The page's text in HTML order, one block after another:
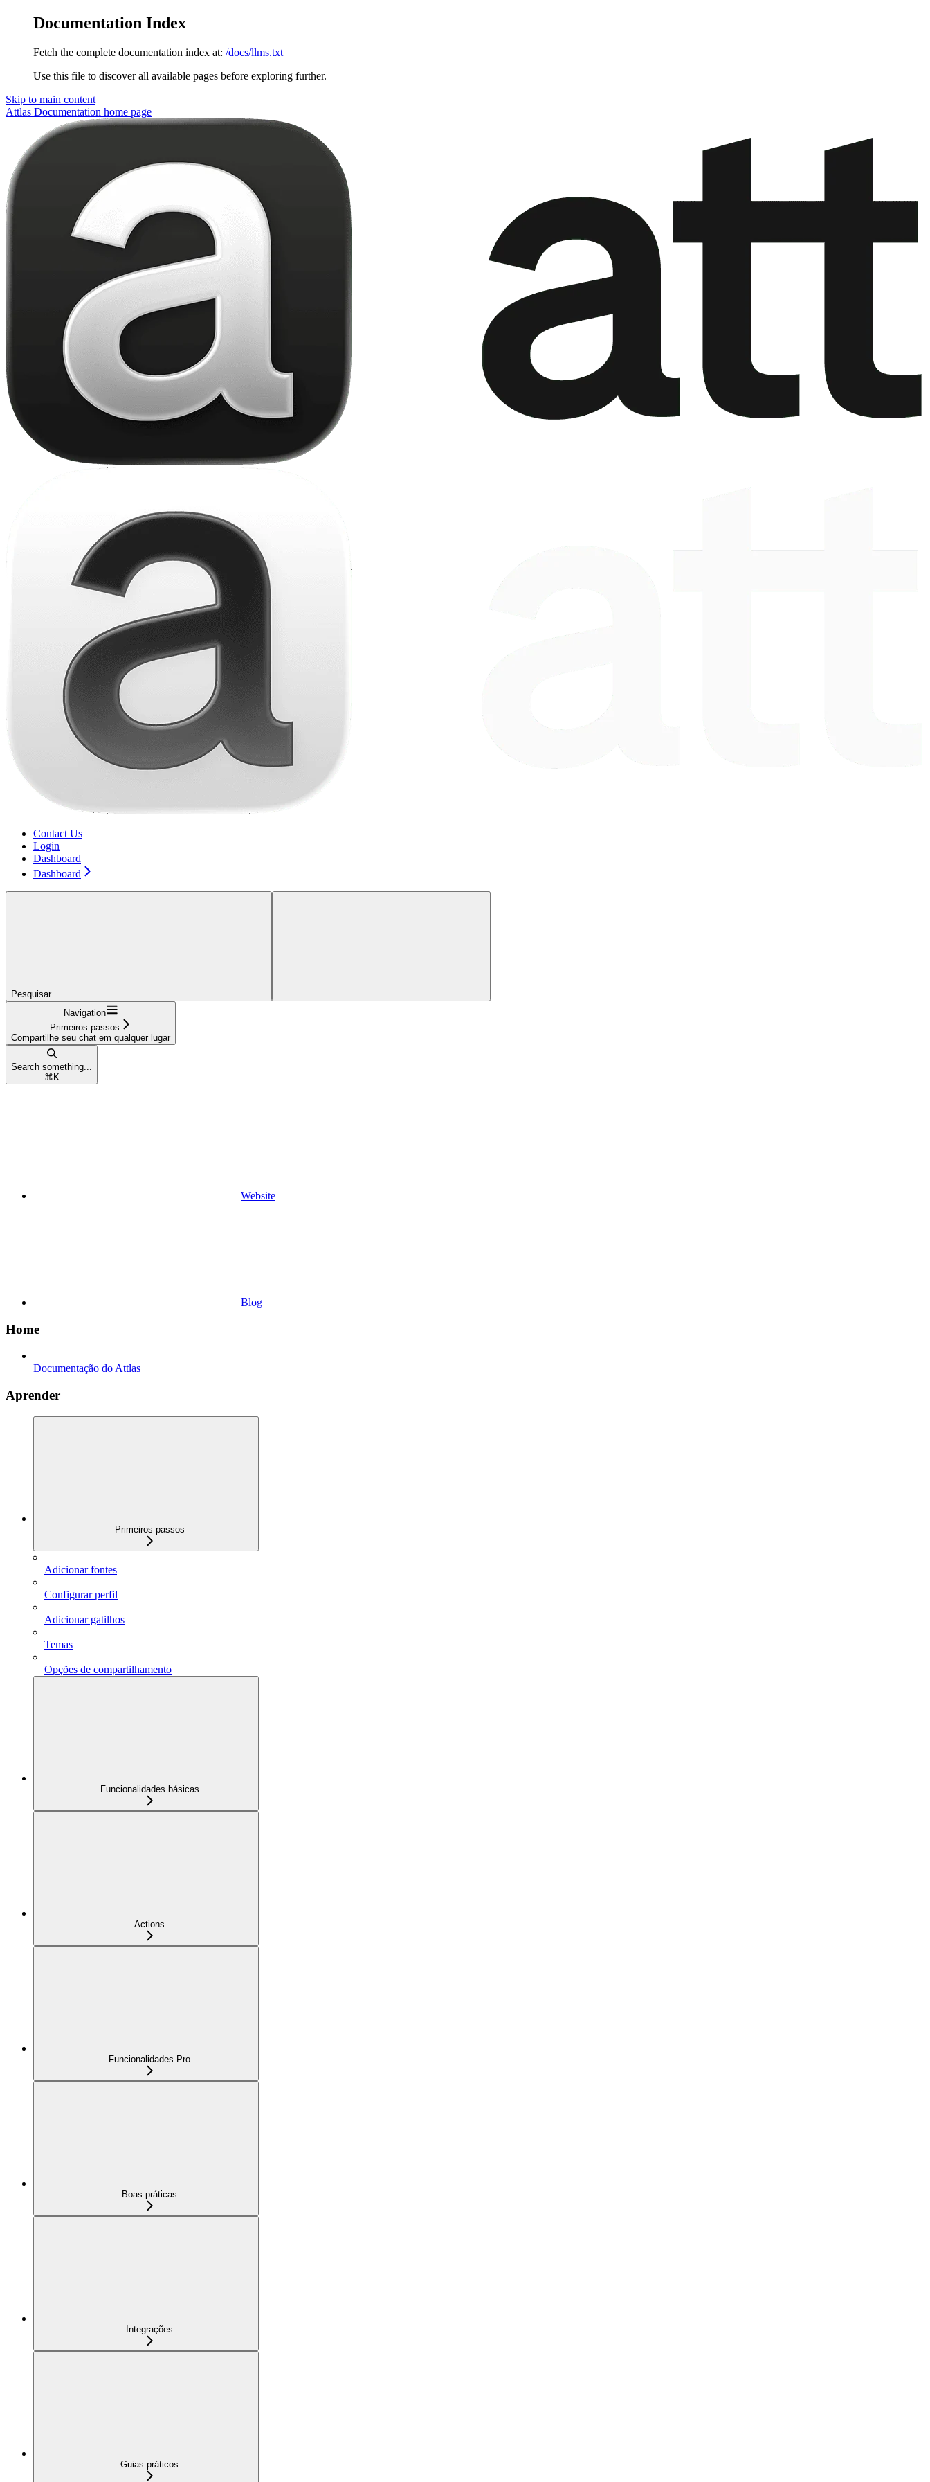
Documentation Index
Fetch the complete documentation index at: /docs/llms.txt
Use this file to discover all available pages before exploring further.
Skip to main content
Attlas Documentation home page
Contact Us
Login
Dashboard
Dashboard
Pesquisar...
Navigation
Primeiros passos
Compartilhe seu chat em qualquer lugar
Search something...
⌘ K
Website
Blog
Home
Documentação do Attlas
Aprender
Primeiros passos
Adicionar fontes
Configurar perfil
Adicionar gatilhos
Temas
Opções de compartilhamento
Funcionalidades básicas
Actions
Funcionalidades Pro
Boas práticas
Integrações
Guias práticos